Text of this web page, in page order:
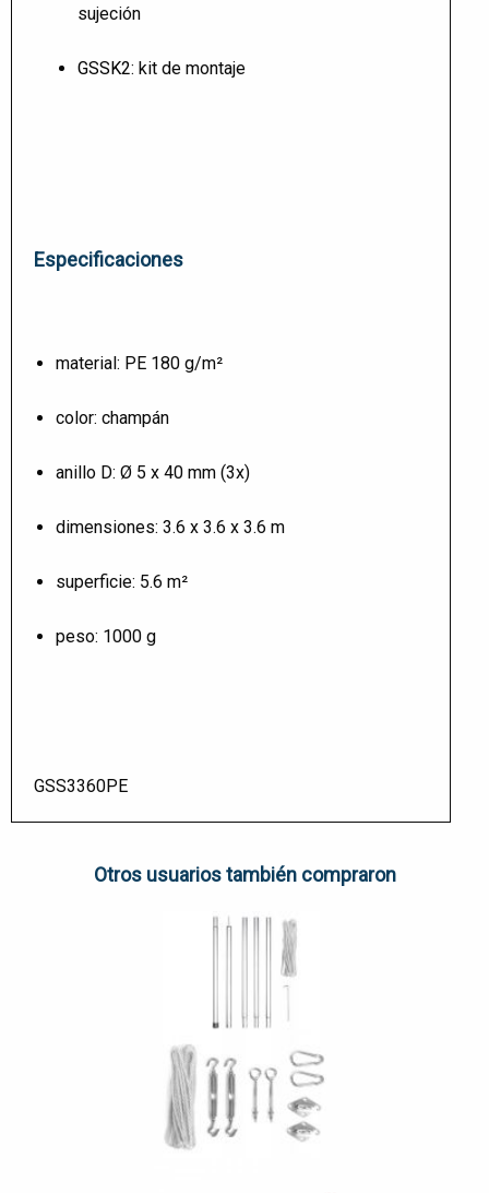
sujeción
GSSK2: kit de montaje
Especificaciones
material: PE 180 g/m²
color: champán
anillo D: Ø 5 x 40 mm (3x)
dimensiones: 3.6 x 3.6 x 3.6 m
superficie: 5.6 m²
peso: 1000 g
GSS3360PE
Otros usuarios también compraron